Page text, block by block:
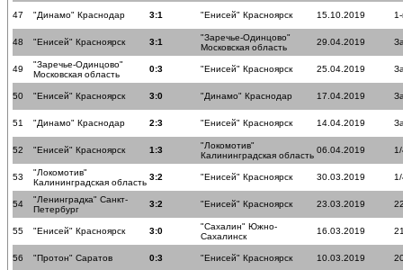
47 "Динамо" Краснодар 3:1 "Енисей" Красноярск 15.10.2019
48 "Енисей" Красноярск 3:1
"Заречье-Одинцово"
Московская область
29.04.2019
49
"Заречье-Одинцово"
Московская область
0:3 "Енисей" Красноярск 25.04.2019
50 "Енисей" Красноярск 3:0 "Динамо" Краснодар 17.04.2019
51 "Динамо" Краснодар 2:3 "Енисей" Красноярск 14.04.2019
52 "Енисей" Красноярск 1:3
"Локомотив"
Калининградская область
06.04.2019
53
"Локомотив"
Калининградская область
3:2 "Енисей" Красноярск 30.03.2019
54
"Ленинградка" Санкт-
Петербург
3:2 "Енисей" Красноярск 23.03.2019
55 "Енисей" Красноярск 3:0
"Сахалин" Южно-
Сахалинск
16.03.2019
56 "Протон" Саратов 0:3 "Енисей" Красноярск 10.03.2019